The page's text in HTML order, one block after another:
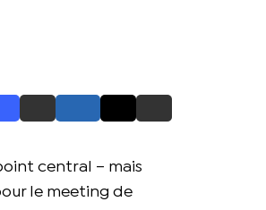
central – mais
le meeting de